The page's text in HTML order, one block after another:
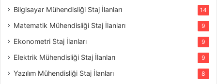
Bilgisayar Mühendisliği Staj İlanları 14
Matematik Mühendisliği Staj İlanları 9
Ekonometri Staj İlanları 9
Elektrik Mühendisliği Staj İlanları 9
Yazılım Mühendisliği Staj İlanları 8